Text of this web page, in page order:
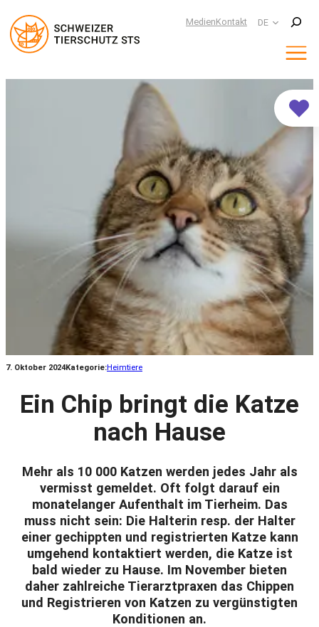
MedienKontakt DE
Suchen
7. Oktober 2024Kategorie:Heimtiere
Ein Chip bringt die Katze
nach Hause
Mehr als 10 000 Katzen werden jedes Jahr als
vermisst gemeldet. Oft folgt darauf ein
monatelanger Aufenthalt im Tierheim. Das
muss nicht sein: Die Halterin resp. der Halter
einer gechippten und registrierten Katze kann
umgehend kontaktiert werden, die Katze ist
bald wieder zu Hause. Im November bieten
daher zahlreiche Tierarztpraxen das Chippen
und Registrieren von Katzen zu vergünstigten
Konditionen an.